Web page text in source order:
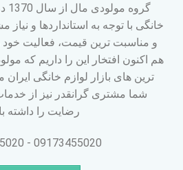
خانگی با توجه به استانداردها و نیاز
و مناسبت ترین قیمت، فعالیت
هم اکنون افتخار این را داریم که
ترین های بازار لوازم خانگی
شما مشتری گرانقدر نیز از
رضایت را داشته
09173455020 - 09183755020